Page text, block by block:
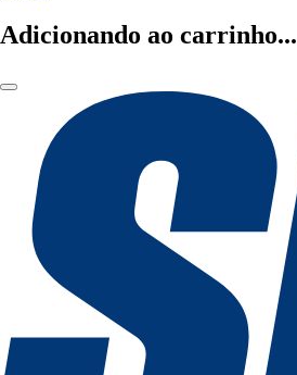
Adicionando ao carrinho...